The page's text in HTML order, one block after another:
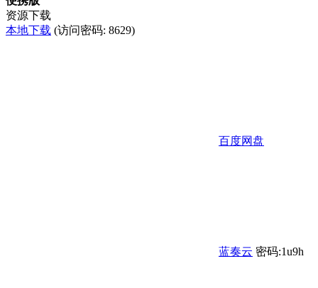
资源下载
本地下载 (访问密码: 8629)
百度网盘
蓝奏云 密码:1u9h